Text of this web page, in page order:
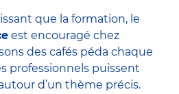
que la formation, le
est encouragé chez
des cafés péda chaque
professionnels puissent
d’un thème précis.